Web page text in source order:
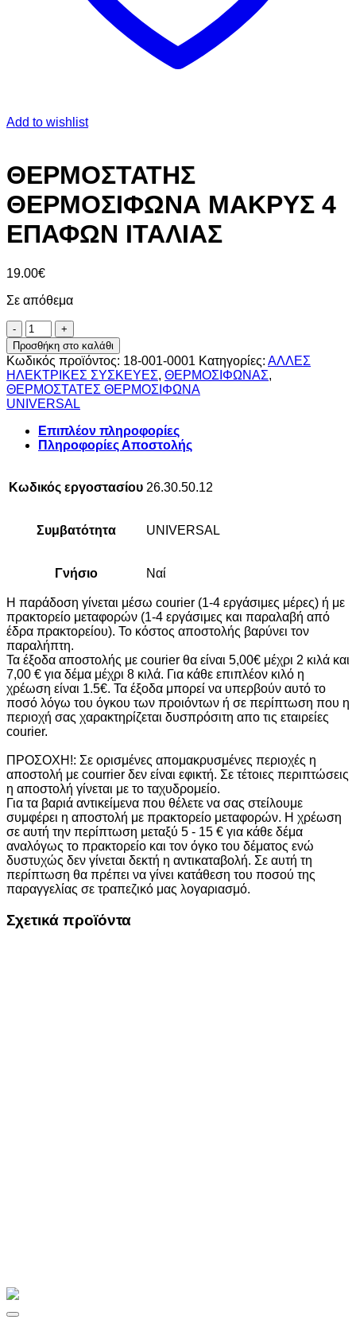
Add to wishlist
ΘΕΡΜΟΣΤΑΤΗΣ
ΘΕΡΜΟΣΙΦΩΝΑ ΜΑΚΡΥΣ 4
ΕΠΑΦΩΝ ΙΤΑΛΙΑΣ
19.00€
Σε απόθεμα
ΘΕΡΜΟΣΤΑΤΗΣ
ΘΕΡΜΟΣΙΦΩΝΑ
ΜΑΚΡΥΣ
4
ΕΠΑΦΩΝ
ΙΤΑΛΙΑΣ
ποσότητα
Προσθήκη στο καλάθι
Κωδικός προϊόντος: 18-001-0001 Κατηγορίες: ΑΛΛΕΣ
ΗΛΕΚΤΡΙΚΕΣ ΣΥΣΚΕΥΕΣ, ΘΕΡΜΟΣΙΦΩΝΑΣ,
ΘΕΡΜΟΣΤΑΤΕΣ ΘΕΡΜΟΣΙΦΩΝΑ
UNIVERSAL
Επιπλέον πληροφορίες
Πληροφορίες Αποστολής
Κωδικός εργοστασίου 26.30.50.12
Συμβατότητα UNIVERSAL
Γνήσιο Ναί
H παράδοση γίνεται μέσω courier (1-4 εργάσιμες μέρες) ή με
πρακτορείο μεταφορών (1-4 εργάσιμες και παραλαβή από
έδρα πρακτορείου). Το κόστος αποστολής βαρύνει τον
παραλήπτη.
Τα έξοδα αποστολής με courier θα είναι 5,00€ μέχρι 2 κιλά και
7,00 € για δέμα μέχρι 8 κιλά. Για κάθε επιπλέον κιλό η
χρέωση είναι 1.5€. Τα έξοδα μπορεί να υπερβούν αυτό το
ποσό λόγω του όγκου των προιόντων ή σε περίπτωση που η
περιοχή σας χαρακτηρίζεται δυσπρόσιτη απο τις εταιρείες
courier.
ΠΡΟΣΟΧΗ!: Σε ορισμένες απομακρυσμένες περιοχές η
αποστολή με courrier δεν είναι εφικτή. Σε τέτοιες περιπτώσεις
η αποστολή γίνεται με το ταχυδρομείο.
Για τα βαριά αντικείμενα που θέλετε να σας στείλουμε
συμφέρει η αποστολή με πρακτορείο μεταφορών. Η χρέωση
σε αυτή την περίπτωση μεταξύ 5 - 15 € για κάθε δέμα
αναλόγως το πρακτορείο και τον όγκο του δέματος ενώ
δυστυχώς δεν γίνεται δεκτή η αντικαταβολή. Σε αυτή τη
περίπτωση θα πρέπει να γίνει κατάθεση του ποσού της
παραγγελίας σε τραπεζικό μας λογαριασμό.
Σχετικά προϊόντα